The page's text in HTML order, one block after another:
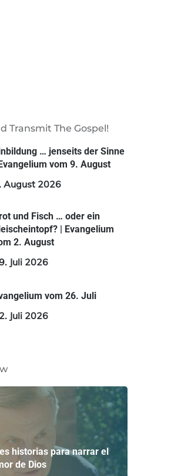
Transmit The Gospel!
… jenseits der Sinne
vom 9. August
August 2026
und Fisch … oder ein
| Evangelium
2. August
Juli 2026
vom 26. Juli
Juli 2026
historias para narrar el
de Dios